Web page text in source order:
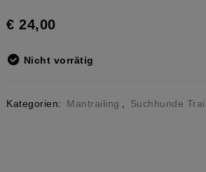
€ 24,00
Nicht vorrätig
Kategorien: Mantrailing Suchhunde